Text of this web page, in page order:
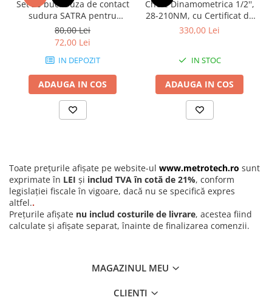
Set 20 buc. Duza de contact
sudura SATRA pentru
sarma Ø1.0 mm, M6 x 28
mm, pistolet MB25, MB24,
80,00 Lei
72,00 Lei
IN DEPOZIT
ADAUGA IN COS
Cheie Dinamometrica 1/2'',
28-210NM, cu Certificat de
Etalonare Metrologica
330,00 Lei
IN STOC
ADAUGA IN COS
Toate prețurile afișate pe website-ul www.metrotech.ro sunt
exprimate în LEI și includ TVA în cotă de 21%, conform
legislației fiscale în vigoare, dacă nu se specifică expres
altfel..
Prețurile afișate nu includ costurile de livrare, acestea fiind
calculate și afișate separat, înainte de finalizarea comenzii.
MAGAZINUL MEU
CLIENTI